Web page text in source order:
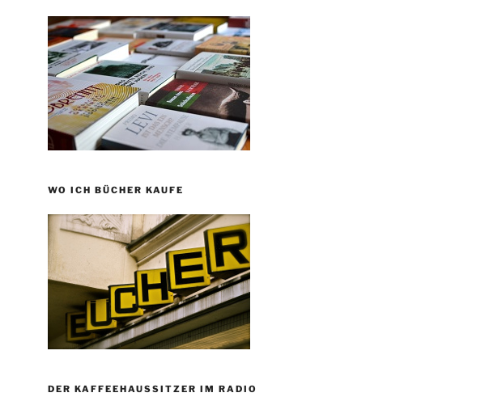
WO ICH BÜCHER KAUFE
DER KAFFEEHAUSSITZER IM RADIO